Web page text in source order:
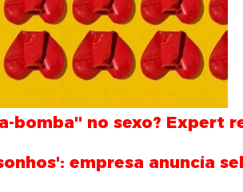
bomba'' no sexo? Expert
empresa anuncia